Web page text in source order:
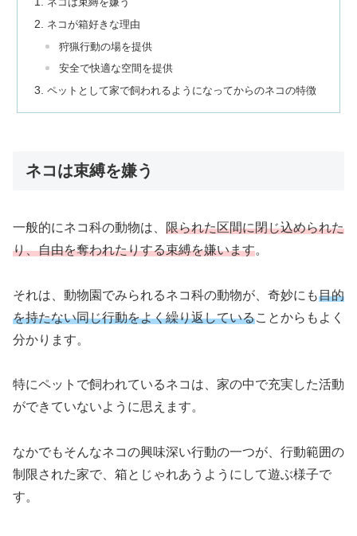
ネコが箱好きな理由
狩猟行動の場を提供
安全で快適な空間を提供
ペットとして家で飼われるようになってからのネコの特徴
ネコは束縛を嫌う
一般的にネコ科の動物は、 限られた区間に閉じ込められた
り、自由を奪われたりする束縛を嫌います。
それは、動物園でみられるネコ科の動物が、奇妙にも目的
を持たない同じ行動をよく繰り返していることからもよく
分かります。
特にペットで飼われているネコは、家の中で充実した活動
ができていないように思えます。
なかでもそんなネコの興味深い行動の一つが、行動範囲の
制限された家で、箱とじゃれあうようにして遊ぶ様子で
す。